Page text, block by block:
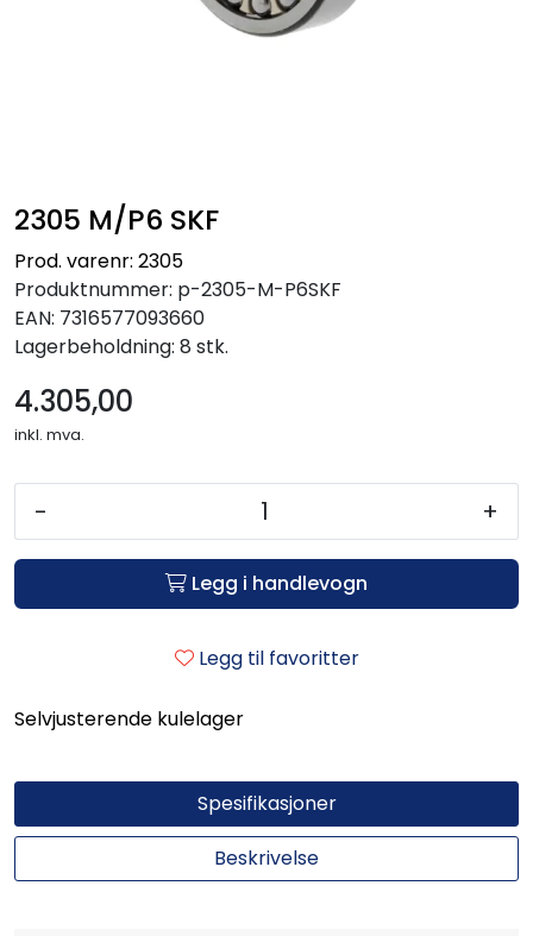
2305 M/P6 SKF
Prod. varenr: 2305
Produktnummer: p-2305-M-P6SKF
EAN: 7316577093660
Lagerbeholdning: 8 stk.
4.305,00
inkl. mva.
- +
Legg i handlevogn
Legg til favoritter
Selvjusterende kulelager
Spesifikasjoner
Beskrivelse